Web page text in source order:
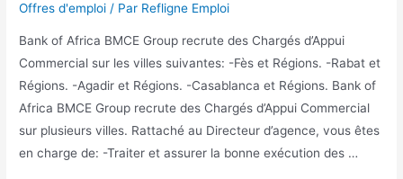
Offres d'emploi / Par Refligne Emploi
Bank of Africa BMCE Group recrute des Chargés d’Appui
Commercial sur les villes suivantes: -Fès et Régions. -Rabat et
Régions. -Agadir et Régions. -Casablanca et Régions. Bank of
Africa BMCE Group recrute des Chargés d’Appui Commercial
sur plusieurs villes. Rattaché au Directeur d’agence, vous êtes
en charge de: -Traiter et assurer la bonne exécution des …